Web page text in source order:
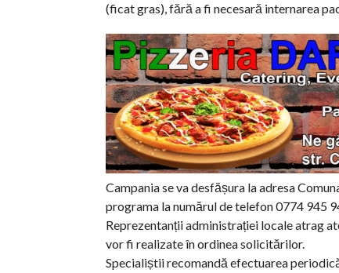
(ficat gras), fără a fi necesară internarea
Campania se va desfășura la adresa
programa la numărul de telefon 0774 945
Reprezentanții administrației locale atrag
vor fi realizate în ordinea solicitărilor.
Specialiștii recomandă efectuarea